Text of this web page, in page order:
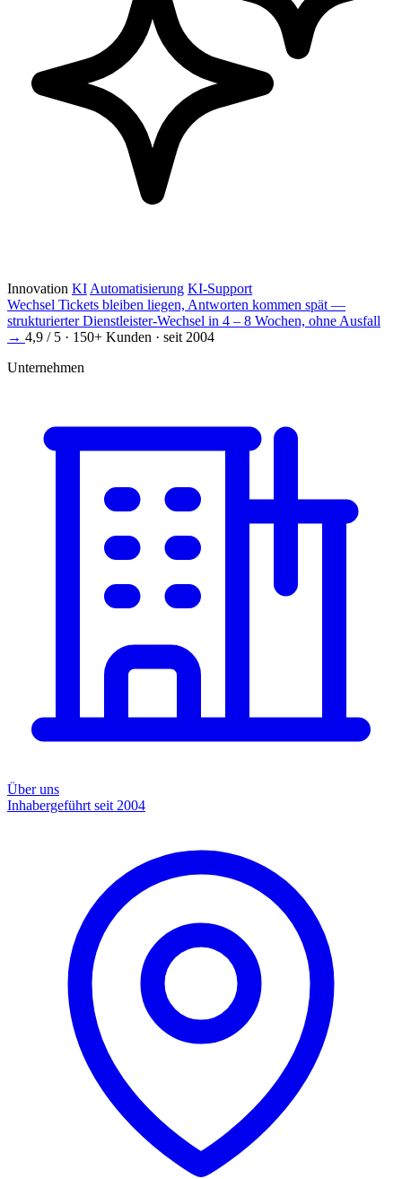
Innovation KI Automatisierung KI-Support
Wechsel Tickets bleiben liegen, Antworten kommen spät —
strukturierter Dienstleister-Wechsel in 4 – 8 Wochen, ohne Ausfall
→ 4,9 / 5 · 150+ Kunden · seit 2004
Unternehmen
Über uns
Inhabergeführt seit 2004